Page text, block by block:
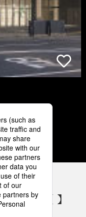
7
アカウント